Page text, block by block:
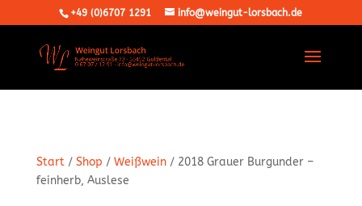
+49 (0)6707 1291 info@weingut-lorsbach.de
Start/ Shop / Weißwein/ 2018 Grauer Burgunder –
feinherb, Auslese